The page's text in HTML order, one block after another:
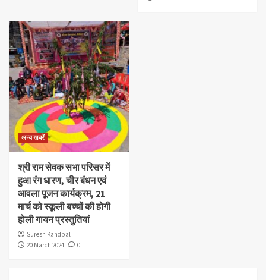
अन्य खबरें
श्री राम सेवक सभा परिसर में
हुआ रंग धारण, चीर बंधन एवं
आवला पूजन कार्यक्रम, 21
मार्च को स्कूली बच्चों की होगी
होली गायन प्रस्तुतियां
Suresh Kandpal
20 March 2024
0